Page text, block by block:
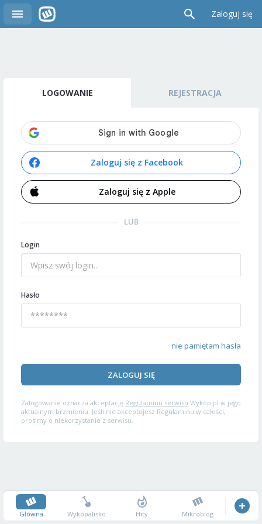
Zaloguj się
LOGOWANIE REJESTRACJA
Zaloguj się z Facebook
Zaloguj się z Apple
LUB
Login
Hasło
nie pamiętam hasła
ZALOGUJ SIĘ
Zalogowanie oznacza akceptację Regulaminu serwisu Wykop.pl w jego
aktualnym brzmieniu. Jeśli nie akceptujesz Regulaminu w całości,
prosimy o niekorzystanie z serwisu.
Główna Wykopalisko Hity Mikroblog